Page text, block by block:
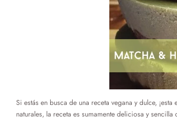
Si estás en busca de una receta vegana y dulce,
naturales, la receta es sumamente deliciosa y